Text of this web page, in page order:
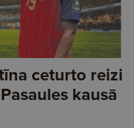
ceturto reizi
kausā